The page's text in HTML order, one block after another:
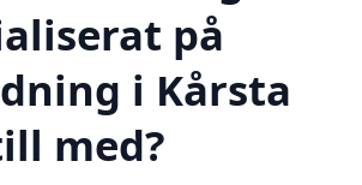
på
i Kårsta
med?